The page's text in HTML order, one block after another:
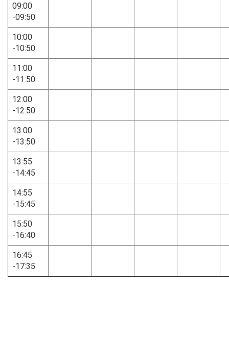
09:00
​-09:50
10:00
​-10:50
11:00
​-11:50
12:00
​-12:50
13:00
​-13:50
13:55
​-14:45
14:55
​-15:45
15:50
​-16:40
16:45
​-17:35